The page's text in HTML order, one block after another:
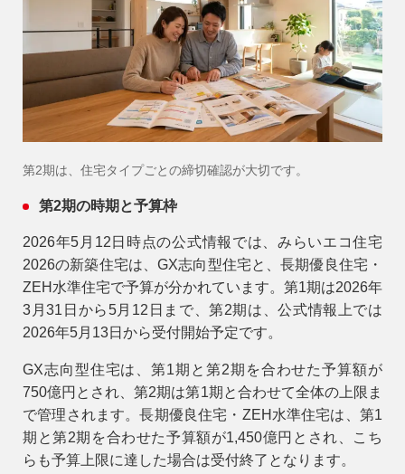
第2期は、住宅タイプごとの締切確認が大切です。
第2期の時期と予算枠
2026年5月12日時点の公式情報では、みらいエコ住宅
2026の新築住宅は、GX志向型住宅と、長期優良住宅・
ZEH水準住宅で予算が分かれています。第1期は2026年
3月31日から5月12日まで、第2期は、公式情報上では
2026年5月13日から受付開始予定です。
GX志向型住宅は、第1期と第2期を合わせた予算額が
750億円とされ、第2期は第1期と合わせて全体の上限ま
で管理されます。長期優良住宅・ZEH水準住宅は、第1
期と第2期を合わせた予算額が1,450億円とされ、こち
らも予算上限に達した場合は受付終了となります。